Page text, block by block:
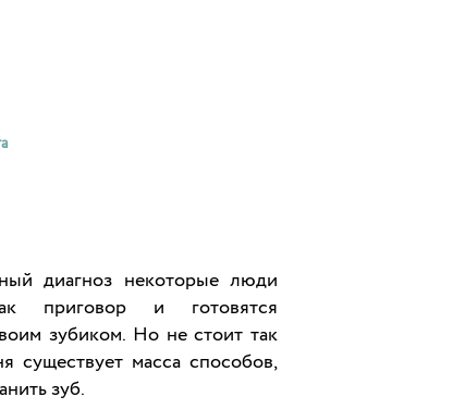
диагноз некоторые люди
приговор и готовятся
зубиком. Но не стоит так
существует масса способов,
зуб.